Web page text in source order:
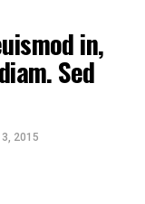
in,
Sed
2015